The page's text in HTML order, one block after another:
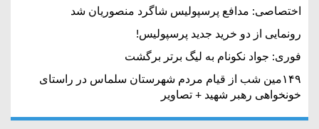
اختصاصی: مدافع پرسپولیس شاگرد منصوریان شد
رونمایی از دو خرید جدید پرسپولیس!
فوری: جواد نکونام به لیگ برتر برگشت
۱۴۹مین شب از قیام مردم شهرستان سلماس در راستای
خونخواهی رهبر شهید + تصاویر